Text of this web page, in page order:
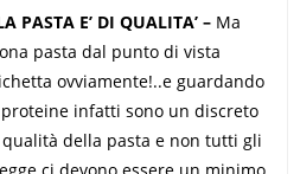
PASTA E’ DI QUALITA’ –Ma
pasta dal punto di vista
ovviamente!..e guardando
infatti sono un discreto
della pasta e non tutti gli
ci devono essere un minimo